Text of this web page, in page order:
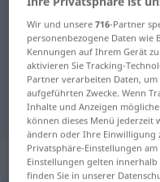
Französisch-
Französisch-
für "appointer"
"appointer"
„appointer“
Wir und unsere716-Partner
personenbezogene Daten
Kennungen auf Ihrem Gerät
aktivieren Sie Tracking-
Partner verarbeiten Daten,
aufgeführten Zwecke. Wenn
Inhalte und Anzeigen
können dieses Menü
ändern oder Ihre Einwilligung
Privatsphäre-Einstellungen
Einstellungen gelten
finden Sie in unserer